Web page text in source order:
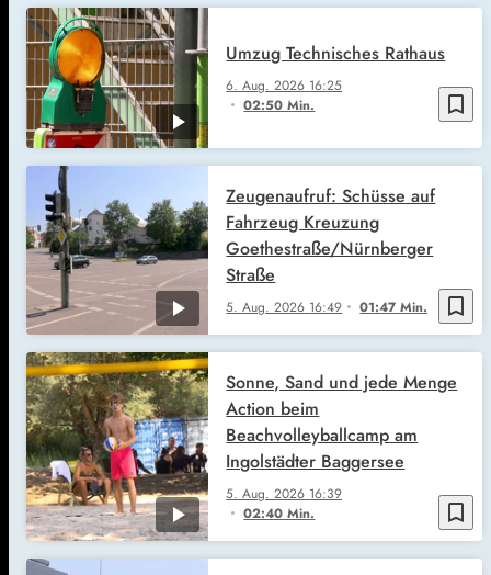
bookmark_border
6. Aug. 2026 16:25
02:50 Min.
Umzug Technisches Rathaus
bookmark_border
5. Aug. 2026 16:49 01:47 Min.
Zeugenaufruf: Schüsse auf
Fahrzeug Kreuzung
Goethestraße/Nürnberger
Straße
bookmark_border
5. Aug. 2026 16:39
02:40 Min.
Sonne, Sand und jede Menge
Action beim
Beachvolleyballcamp am
Ingolstädter Baggersee